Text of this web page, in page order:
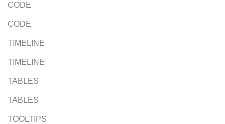
CODE
CODE
TIMELINE
TIMELINE
TABLES
TABLES
TOOLTIPS